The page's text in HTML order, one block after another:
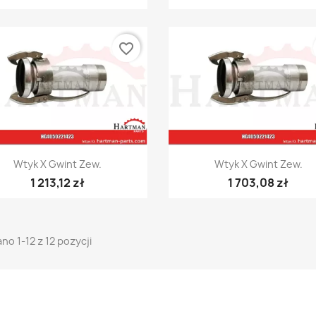
Szybki podgląd
Wtyk X Gwint Zew.
1 213,12 zł
favorite_border
Szybki podgląd
Wtyk X Gwint Zew.
1 703,08 zł
1-12 z 12 pozycji